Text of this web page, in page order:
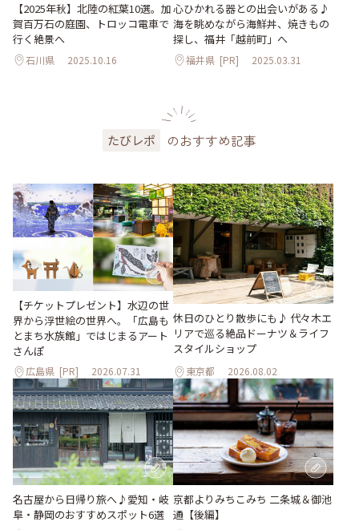
【2025年秋】北陸の紅葉10選。加
賀百万石の庭園、トロッコ電車で
行く絶景へ
石川県 2025.10.16
心ひかれる器との出会いがある♪
海を眺めながら海鮮丼、焼きもの
探し、福井「越前町」へ
福井県 [PR] 2025.03.31
たびレポ のおすすめ記事
【チケットプレゼント】水辺の世
界から浮世絵の世界へ。「広島も
とまち水族館」ではじまるアート
さんぽ
広島県 [PR] 2026.07.31
休日のひとり散歩にも♪ 代々木エ
リアで巡る絶品ドーナツ＆ライフ
スタイルショップ
東京都 2026.08.02
名古屋から日帰り旅へ♪愛知・岐
阜・静岡のおすすめスポット6選
京都よりみちこみち 二条城＆御池
通【後編】